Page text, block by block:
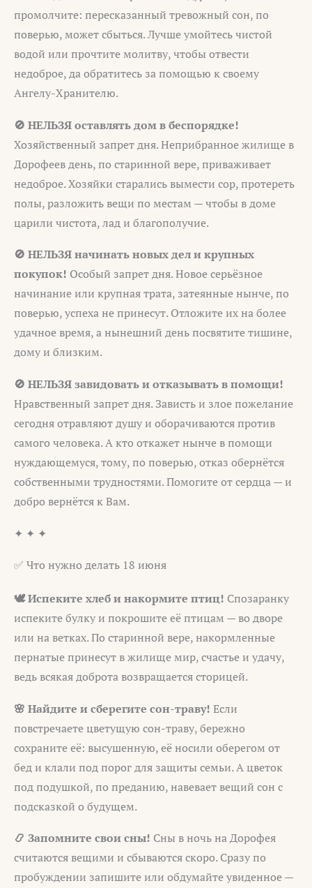
промолчите: пересказанный тревожный сон, по
поверью, может сбыться. Лучше умойтесь чистой
водой или прочтите молитву, чтобы отвести
недоброе, да обратитесь за помощью к своему
Ангелу-Хранителю.
🚫 НЕЛЬЗЯ оставлять дом в беспорядке!
Хозяйственный запрет дня. Неприбранное жилище в
Дорофеев день, по старинной вере, приваживает
недоброе. Хозяйки старались вымести сор, протереть
полы, разложить вещи по местам — чтобы в доме
царили чистота, лад и благополучие.
🚫 НЕЛЬЗЯ начинать новых дел и крупных
покупок! Особый запрет дня. Новое серьёзное
начинание или крупная трата, затеянные нынче, по
поверью, успеха не принесут. Отложите их на более
удачное время, а нынешний день посвятите тишине,
дому и близким.
🚫 НЕЛЬЗЯ завидовать и отказывать в помощи!
Нравственный запрет дня. Зависть и злое пожелание
сегодня отравляют душу и оборачиваются против
самого человека. А кто откажет нынче в помощи
нуждающемуся, тому, по поверью, отказ обернётся
собственными трудностями. Помогите от сердца — и
добро вернётся к Вам.
✦ ✦ ✦
✅ Что нужно делать 18 июня
🕊️ Испеките хлеб и накормите птиц! Спозаранку
испеките булку и покрошите её птицам — во дворе
или на ветках. По старинной вере, накормленные
пернатые принесут в жилище мир, счастье и удачу,
ведь всякая доброта возвращается сторицей.
🌸 Найдите и сберегите сон-траву! Если
повстречаете цветущую сон-траву, бережно
сохраните её: высушенную, её носили оберегом от
бед и клали под порог для защиты семьи. А цветок
под подушкой, по преданию, навевает вещий сон с
подсказкой о будущем.
📿 Запомните свои сны! Сны в ночь на Дорофея
считаются вещими и сбываются скоро. Сразу по
пробуждении запишите или обдумайте увиденное —